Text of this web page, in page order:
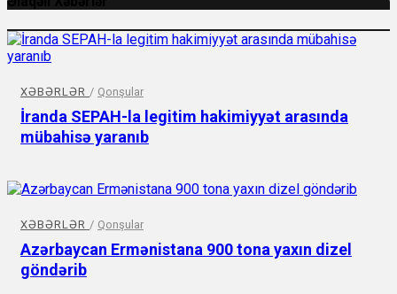
XƏBƏRLƏR / Qonşular
İranda SEPAH-la legitim hakimiyyət arasında
mübahisə yaranıb
XƏBƏRLƏR / Qonşular
Azərbaycan Ermənistana 900 tona yaxın dizel
göndərib